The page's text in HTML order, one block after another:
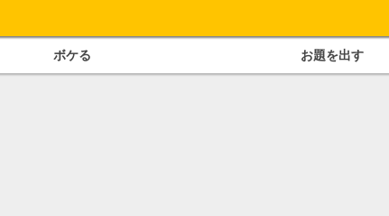
ボケる お題を出す